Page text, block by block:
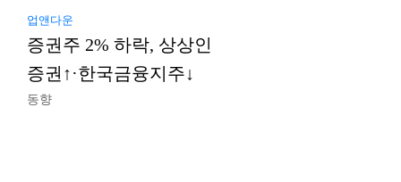
업앤다운
증권주 2% 하락, 상상인
증권↑·한국금융지주↓
동향